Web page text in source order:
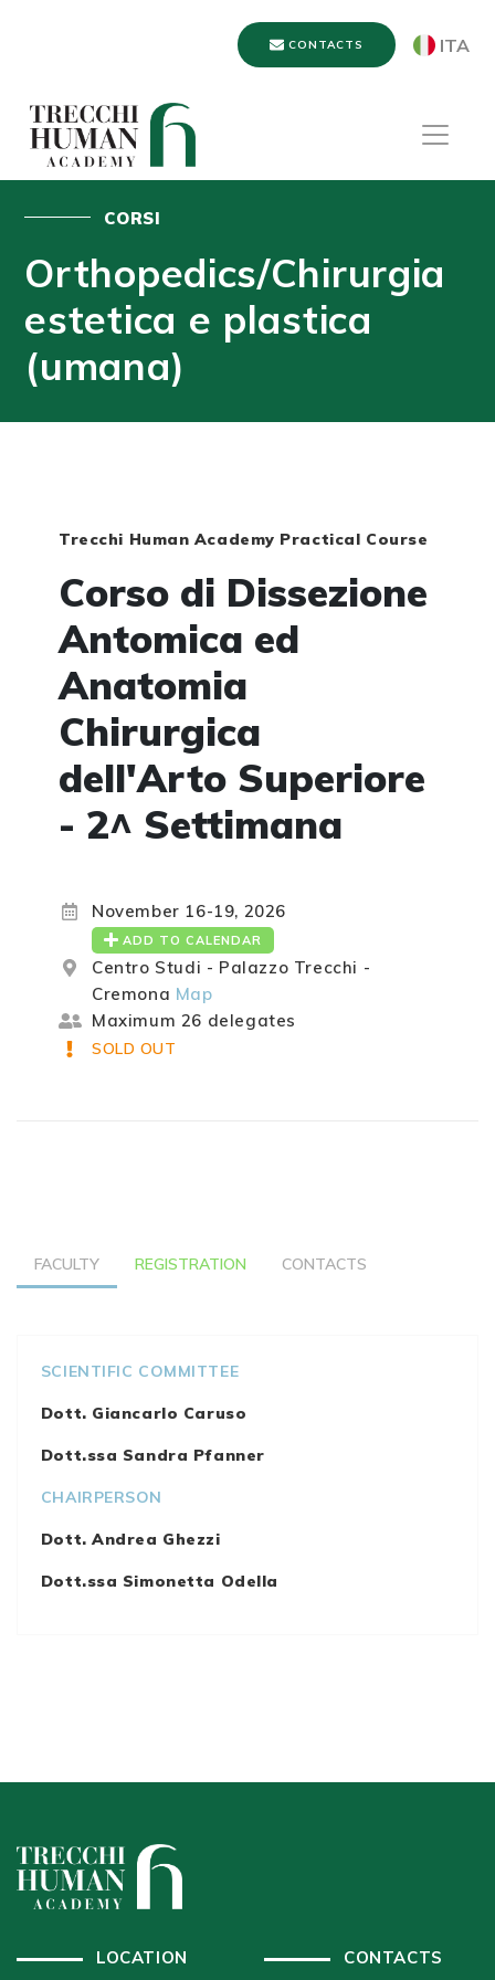
CONTACTS ITA
CORSI
Orthopedics/​Chirurgia
estetica e plastica
(umana)
Trecchi Human Academy Practical Course
Corso di Dissezione
Antomica ed
Anatomia
Chirurgica
dell'Arto Superiore
- 2^ Settimana
November 16-19, 2026
ADD TO CALENDAR
Centro Studi - Palazzo Trecchi -
Cremona Map
Maximum 26 delegates
SOLD OUT
FACULTY REGISTRATION CONTACTS
SCIENTIFIC COMMITTEE
Dott. Giancarlo Caruso
Dott.ssa Sandra Pfanner
CHAIRPERSON
Dott. Andrea Ghezzi
Dott.ssa Simonetta Odella
LOCATION CONTACTS